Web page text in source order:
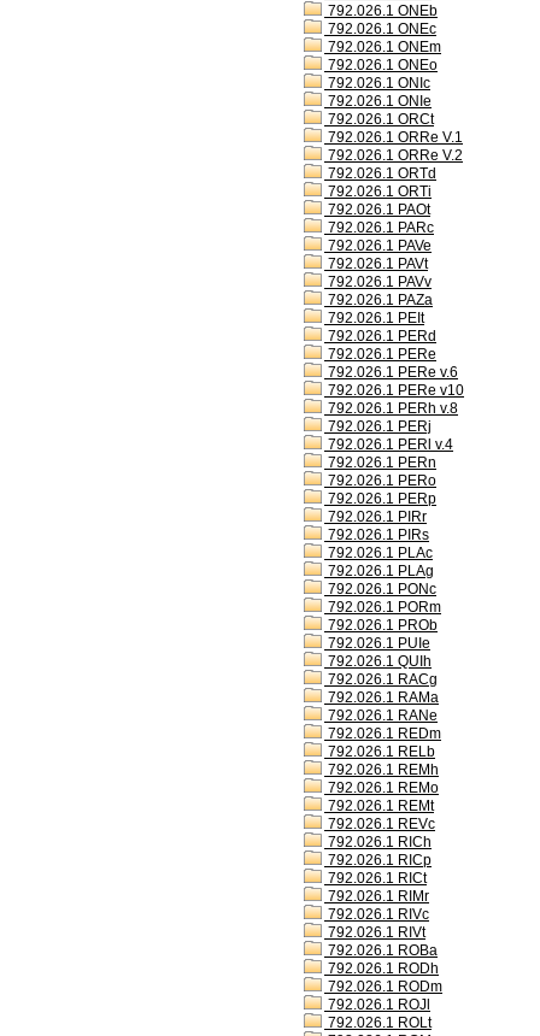
792.026.1 ONEb
792.026.1 ONEc
792.026.1 ONEm
792.026.1 ONEo
792.026.1 ONIc
792.026.1 ONIe
792.026.1 ORCt
792.026.1 ORRe V.1
792.026.1 ORRe V.2
792.026.1 ORTd
792.026.1 ORTi
792.026.1 PAOt
792.026.1 PARc
792.026.1 PAVe
792.026.1 PAVt
792.026.1 PAVv
792.026.1 PAZa
792.026.1 PEIt
792.026.1 PERd
792.026.1 PERe
792.026.1 PERe v.6
792.026.1 PERe v10
792.026.1 PERh v.8
792.026.1 PERj
792.026.1 PERl v.4
792.026.1 PERn
792.026.1 PERo
792.026.1 PERp
792.026.1 PIRr
792.026.1 PIRs
792.026.1 PLAc
792.026.1 PLAg
792.026.1 PONc
792.026.1 PORm
792.026.1 PROb
792.026.1 PUIe
792.026.1 QUIh
792.026.1 RACg
792.026.1 RAMa
792.026.1 RANe
792.026.1 REDm
792.026.1 RELb
792.026.1 REMh
792.026.1 REMo
792.026.1 REMt
792.026.1 REVc
792.026.1 RICh
792.026.1 RICp
792.026.1 RICt
792.026.1 RIMr
792.026.1 RIVc
792.026.1 RIVt
792.026.1 ROBa
792.026.1 RODh
792.026.1 RODm
792.026.1 ROJl
792.026.1 ROLt